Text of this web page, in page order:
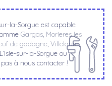
la-Sorgue est capable
Gargas Morieres les
de gadagne Villelaure,
sur-la-Sorgue ou
à nous contacter !